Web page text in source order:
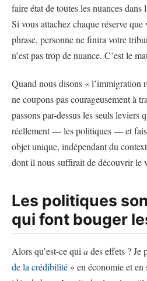
faire état de toutes les nuances
Si vous attachez chaque réserve
phrase, personne ne finira votre
n’est pas trop de nuance. C’est le
Quand nous disons « l’immigration
ne coupons pas courageusement à
passons par-dessus les seuls leviers
réellement — les politiques — et
objet unique, indépendant du
dont il nous suffirait de découvrir le
Les politiques
qui font bouger
Alors qu’est-ce qui ades effets ? Je
de la crédibilité » en économie et